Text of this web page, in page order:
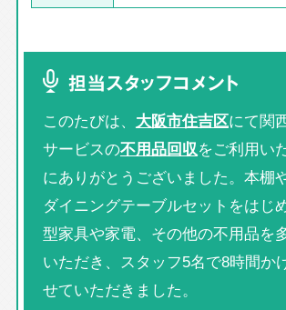
担当スタッフコメント
このたびは、 大阪市住吉区にて関
サービスの不用品回収をご利用い
にありがとうございました。本棚
ダイニングテーブルセットをはじ
型家具や家電、その他の不用品を
いただき、スタッフ5名で8時間か
せていただきました。